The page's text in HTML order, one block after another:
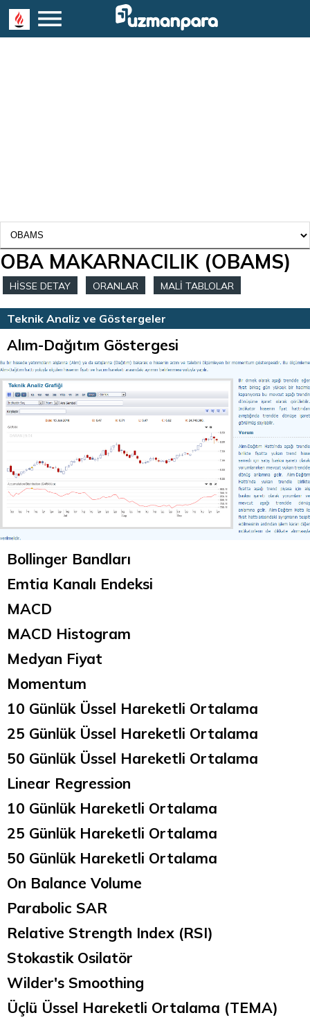
OBA MAKARNACILIK(OBAMS)
HİSSE DETAY ORANLAR MALİ TABLOLAR
HİSSE HABERLERİ TEKNİK ANALİZ
Teknik Analiz ve Göstergeler
Alım-Dağıtım Göstergesi
Bollinger Bandları
Emtia Kanalı Endeksi
MACD
MACD Histogram
Medyan Fiyat
Momentum
10 Günlük Üssel Hareketli Ortalama
25 Günlük Üssel Hareketli Ortalama
50 Günlük Üssel Hareketli Ortalama
Linear Regression
10 Günlük Hareketli Ortalama
25 Günlük Hareketli Ortalama
50 Günlük Hareketli Ortalama
On Balance Volume
Parabolic SAR
Relative Strength Index (RSI)
Stokastik Osilatör
Wilder's Smoothing
Üçlü Üssel Hareketli Ortalama (TEMA)